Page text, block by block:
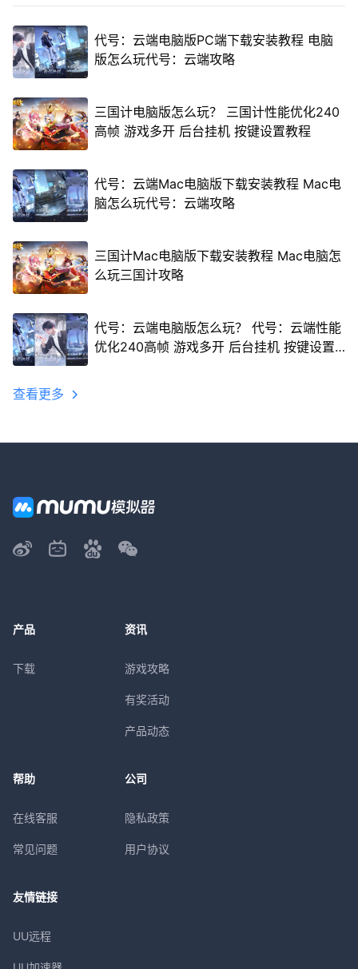
代号：云端电脑版PC端下载安装教程 电脑
版怎么玩代号：云端攻略
三国计电脑版怎么玩？ 三国计性能优化240
高帧 游戏多开 后台挂机 按键设置教程
代号：云端Mac电脑版下载安装教程 Mac电
脑怎么玩代号：云端攻略
三国计Mac电脑版下载安装教程 Mac电脑怎
么玩三国计攻略
代号：云端电脑版怎么玩？ 代号：云端性能
优化240高帧 游戏多开 后台挂机 按键设置
查看更多
产品
下载
资讯
游戏攻略
有奖活动
产品动态
帮助
在线客服
常见问题
公司
隐私政策
用户协议
友情链接
UU远程